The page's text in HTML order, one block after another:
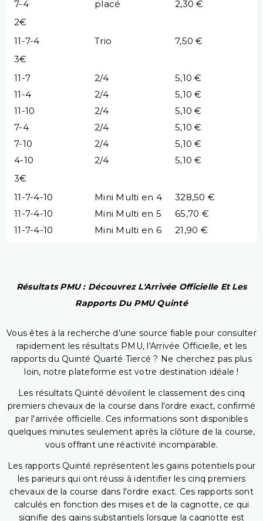
7-4 placé
2,30 €
2€
11-7-4
Trio
7,50 €
3€
11-7
2/4
5,10 €
11-4
2/4
5,10 €
11-10
2/4
5,10 €
7-4
2/4
5,10 €
7-10
2/4
5,10 €
4-10
2/4
5,10 €
3€
11-7-4-10
Mini Multi en 4
328,50 €
11-7-4-10
Mini Multi en 5
65,70 €
11-7-4-10
Mini Multi en 6 21,90 €
Résultats PMU : Découvrez L'Arrivée Officielle Et Les
Rapports Du PMU Quinté
Vous êtes à la recherche d'une source fiable pour consulter
rapidement les résultats PMU, l'Arrivée Officielle, et les
rapports du Quinté Quarté Tiercé ? Ne cherchez pas plus
loin, notre plateforme est votre destination idéale !
Les résultats Quinté dévoilent le classement des cinq
premiers chevaux de la course dans l'ordre exact, confirmé
par l'arrivée officielle. Ces informations sont disponibles
quelques minutes seulement après la clôture de la course,
vous offrant une réactivité incomparable.
Les rapports Quinté représentent les gains potentiels pour
les parieurs qui ont réussi à identifier les cinq premiers
chevaux de la course dans l'ordre exact. Ces rapports sont
calculés en fonction des mises et de la cagnotte, ce qui
signifie des gains substantiels lorsque la cagnotte est